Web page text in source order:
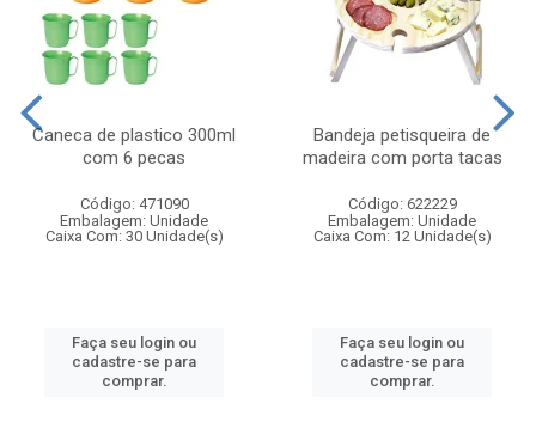
Caneca de plastico 300ml
com 6 pecas
Código: 471090
Embalagem: Unidade
Caixa Com: 30 Unidade(s)
Faça seu login ou
cadastre-se para
comprar.
Bandeja petisqueira de
madeira com porta tacas
Código: 622229
Embalagem: Unidade
Caixa Com: 12 Unidade(s)
Faça seu login ou
cadastre-se para
comprar.